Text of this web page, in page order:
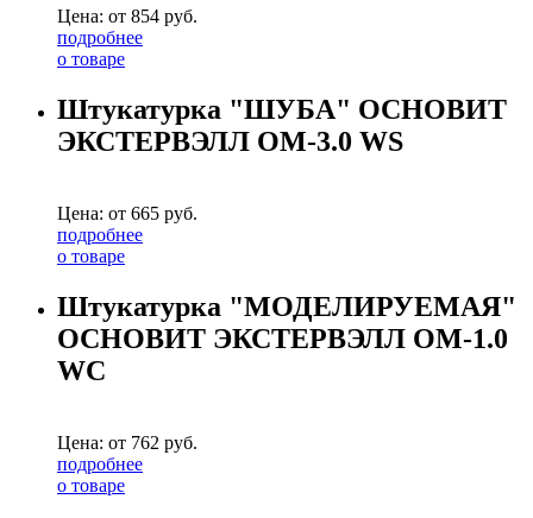
Цена: от 854 руб.
подробнее
о товаре
Штукатурка "ШУБА" ОСНОВИТ
ЭКСТЕРВЭЛЛ OM-3.0 WS
Цена: от 665 руб.
подробнее
о товаре
Штукатурка "МОДЕЛИРУЕМАЯ"
ОСНОВИТ ЭКСТЕРВЭЛЛ OM-1.0
WC
Цена: от 762 руб.
подробнее
о товаре